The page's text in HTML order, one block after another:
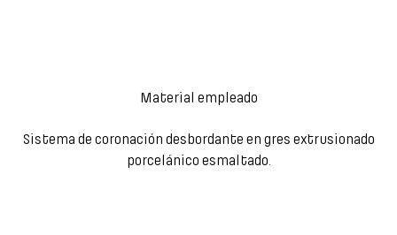
Material empleado
Sistema de coronación desbordante en gres extrusionado
porcelánico esmaltado.